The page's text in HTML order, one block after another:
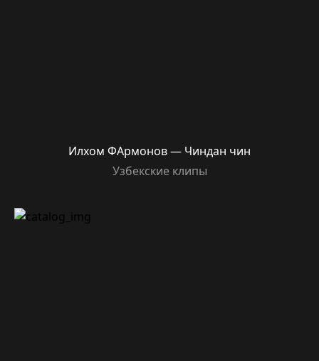
Илхом ФАрмонов — Чиндан чин
Узбекские клипы